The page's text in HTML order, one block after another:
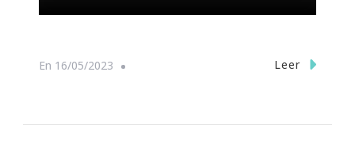
En 16/05/2023 Leer